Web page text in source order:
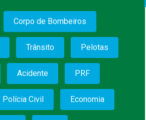
Corpo de Bombeiros
Trânsito Pelotas
Acidente PRF
Polícia Civil Economia